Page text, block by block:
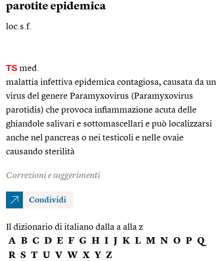
parotite epidemica
loc.s.f.
TS med.
malattia infettiva epidemica contagiosa, causata da un
virus del genere Paramyxovirus (Paramyxovirus
parotidis) che provoca infiammazione acuta delle
ghiandole salivari e sottomascellari e può localizzarsi
anche nel pancreas o nei testicoli e nelle ovaie
causando sterilità
Correzioni e suggerimenti
Condividi
Il dizionario di italiano dalla a alla z
A B C D E F G H I J K L M N O P Q
R S T U V W X Y Z